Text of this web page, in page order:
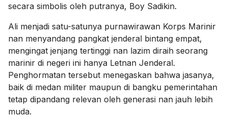
secara simbolis oleh putranya, Boy Sadikin.
Ali menjadi satu-satunya purnawirawan Korps Marinir
nan menyandang pangkat jenderal bintang empat,
mengingat jenjang tertinggi nan lazim diraih seorang
marinir di negeri ini hanya Letnan Jenderal.
Penghormatan tersebut menegaskan bahwa jasanya,
baik di medan militer maupun di bangku pemerintahan
tetap dipandang relevan oleh generasi nan jauh lebih
muda.